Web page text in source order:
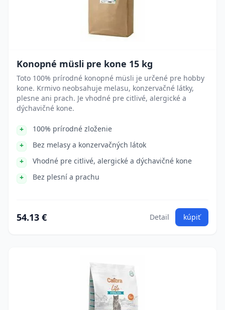
Konopné müsli pre kone 15 kg
Toto 100% prírodné konopné müsli je určené pre hobby
kone. Krmivo neobsahuje melasu, konzervačné látky,
plesne ani prach. Je vhodné pre citlivé, alergické a
dýchavičné kone.
100% prírodné zloženie
Bez melasy a konzervačných látok
Vhodné pre citlivé, alergické a dýchavičné kone
Bez plesní a prachu
54.13 € Detail kúpiť